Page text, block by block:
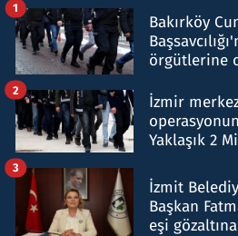
Bakırköy
örgütlerine
1
İzmir
Yaklaşık 2
2
İzmit
Başkan
eşi gözaltına
3